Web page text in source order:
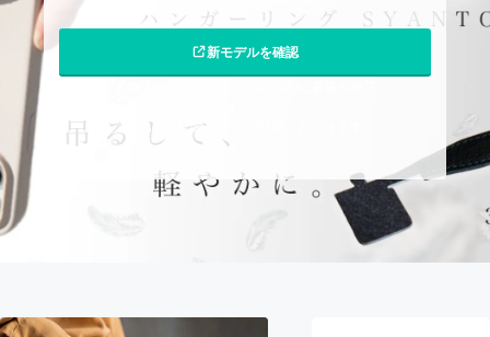
映像・映画 書籍・雑誌
まちづくり・地域活性化
CAMPFIRE Creation
コミュニティ
新モデルを確認
こちらから関連ページを閲覧いただけます。